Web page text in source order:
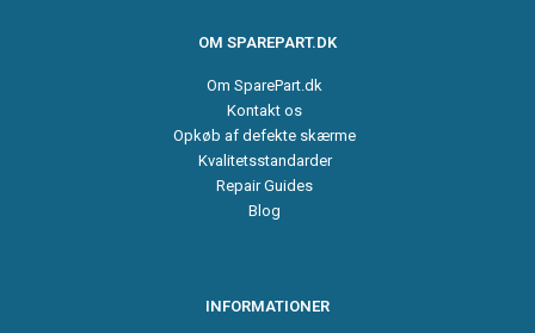
OM SPAREPART.DK
Om SparePart.dk
Kontakt os
Opkøb af defekte skærme
Kvalitetsstandarder
Repair Guides
Blog
INFORMATIONER